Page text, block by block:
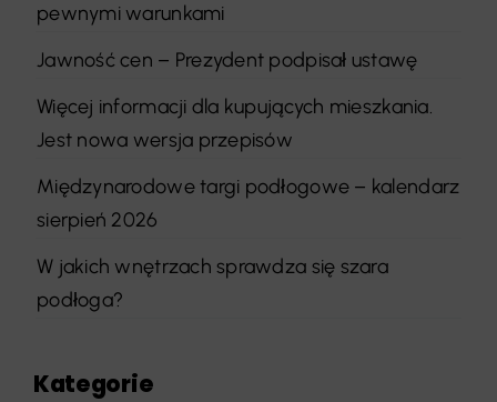
pewnymi warunkami
Jawność cen – Prezydent podpisał ustawę
Więcej informacji dla kupujących mieszkania.
Jest nowa wersja przepisów
Międzynarodowe targi podłogowe – kalendarz
sierpień 2026
W jakich wnętrzach sprawdza się szara
podłoga?
Kategorie